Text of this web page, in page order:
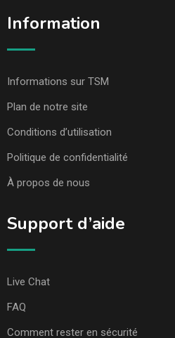
Information
Informations sur TSM
Plan de notre site
Conditions d’utilisation
Politique de confidentialité
À propos de nous
Support d’aide
Live Chat
FAQ
Comment rester en sécurité